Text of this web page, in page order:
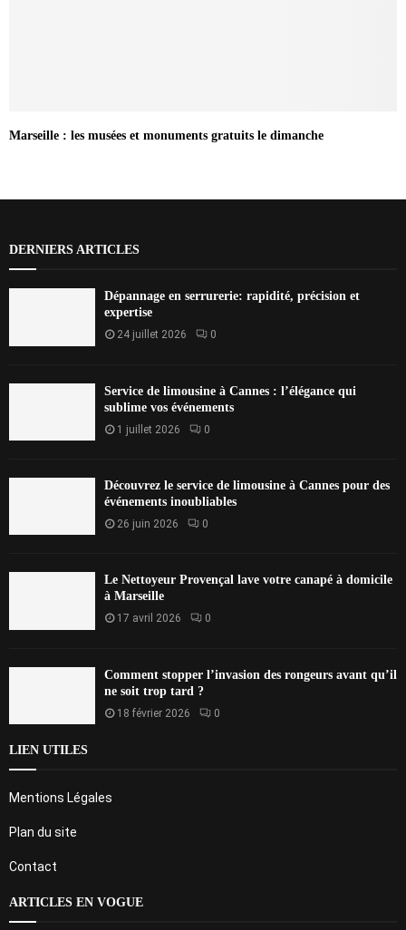
Marseille : les musées et monuments gratuits le dimanche
DERNIERS ARTICLES
Dépannage en serrurerie: rapidité, précision et
expertise
24 juillet 2026 0
Service de limousine à Cannes : l’élégance qui
sublime vos événements
1 juillet 2026 0
Découvrez le service de limousine à Cannes pour des
événements inoubliables
26 juin 2026 0
Le Nettoyeur Provençal lave votre canapé à domicile
à Marseille
17 avril 2026 0
Comment stopper l’invasion des rongeurs avant qu’il
ne soit trop tard ?
18 février 2026 0
LIEN UTILES
Mentions Légales
Plan du site
Contact
ARTICLES EN VOGUE